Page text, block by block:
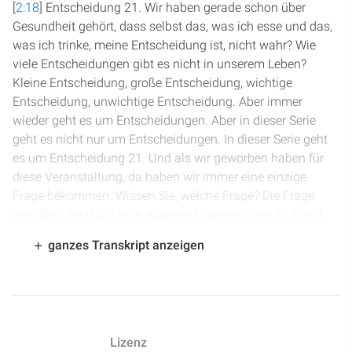
[2:18] Entscheidung 21. Wir haben gerade schon über
Gesundheit gehört, dass selbst das, was ich esse und das,
was ich trinke, meine Entscheidung ist, nicht wahr? Wie
viele Entscheidungen gibt es nicht in unserem Leben?
Kleine Entscheidung, große Entscheidung, wichtige
Entscheidung, unwichtige Entscheidung. Aber immer
wieder geht es um Entscheidungen. Aber in dieser Serie
geht es nicht nur um Entscheidungen. In dieser Serie geht
es um Entscheidung 21. Und als wir geworben haben für
diese Veranstaltung, da haben wir immer eine einzige
Frage bekommen. Wissen Sie, welche Frage? Die Frage
21? Nein, wir sind für Entscheidung 21. Aber natürlich
Österreich oder Schweiz zuschauen, mitbekommen, dass
ganzes Transkript anzeigen
Lizenz